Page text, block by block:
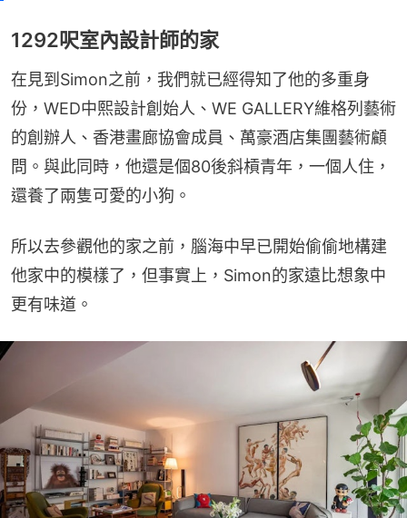
1292呎室內設計師的家
在見到Simon之前，我們就已經得知了他的多重身
份，WED中熙設計創始人、WE GALLERY維格列藝術
的創辦人、香港畫廊協會成員、萬豪酒店集團藝術顧
問。與此同時，他還是個80後斜槓青年，一個人住，
還養了兩隻可愛的小狗。
所以去參觀他的家之前，腦海中早已開始偷偷地構建
他家中的模樣了，但事實上，Simon的家遠比想象中
更有味道。